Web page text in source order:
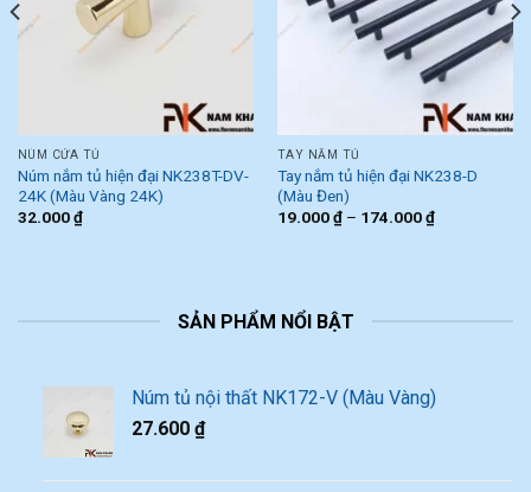
NÚM CỬA TỦ
Núm nắm tủ hiện đại NK238T-DV-
24K (Màu Vàng 24K)
32.000₫
TAY NẮM TỦ
Tay nắm tủ hiện đại NK238-D
(Màu Đen)
19.000₫– 174.000₫
SẢN PHẨM NỔI BẬT
Núm tủ nội thất NK172-V (Màu Vàng)
27.600 ₫